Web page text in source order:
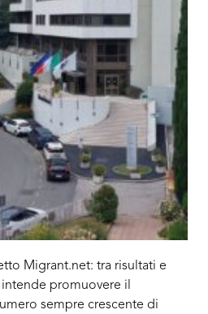
Migrant.net: tra risultati e
promuovere il
sempre crescente di